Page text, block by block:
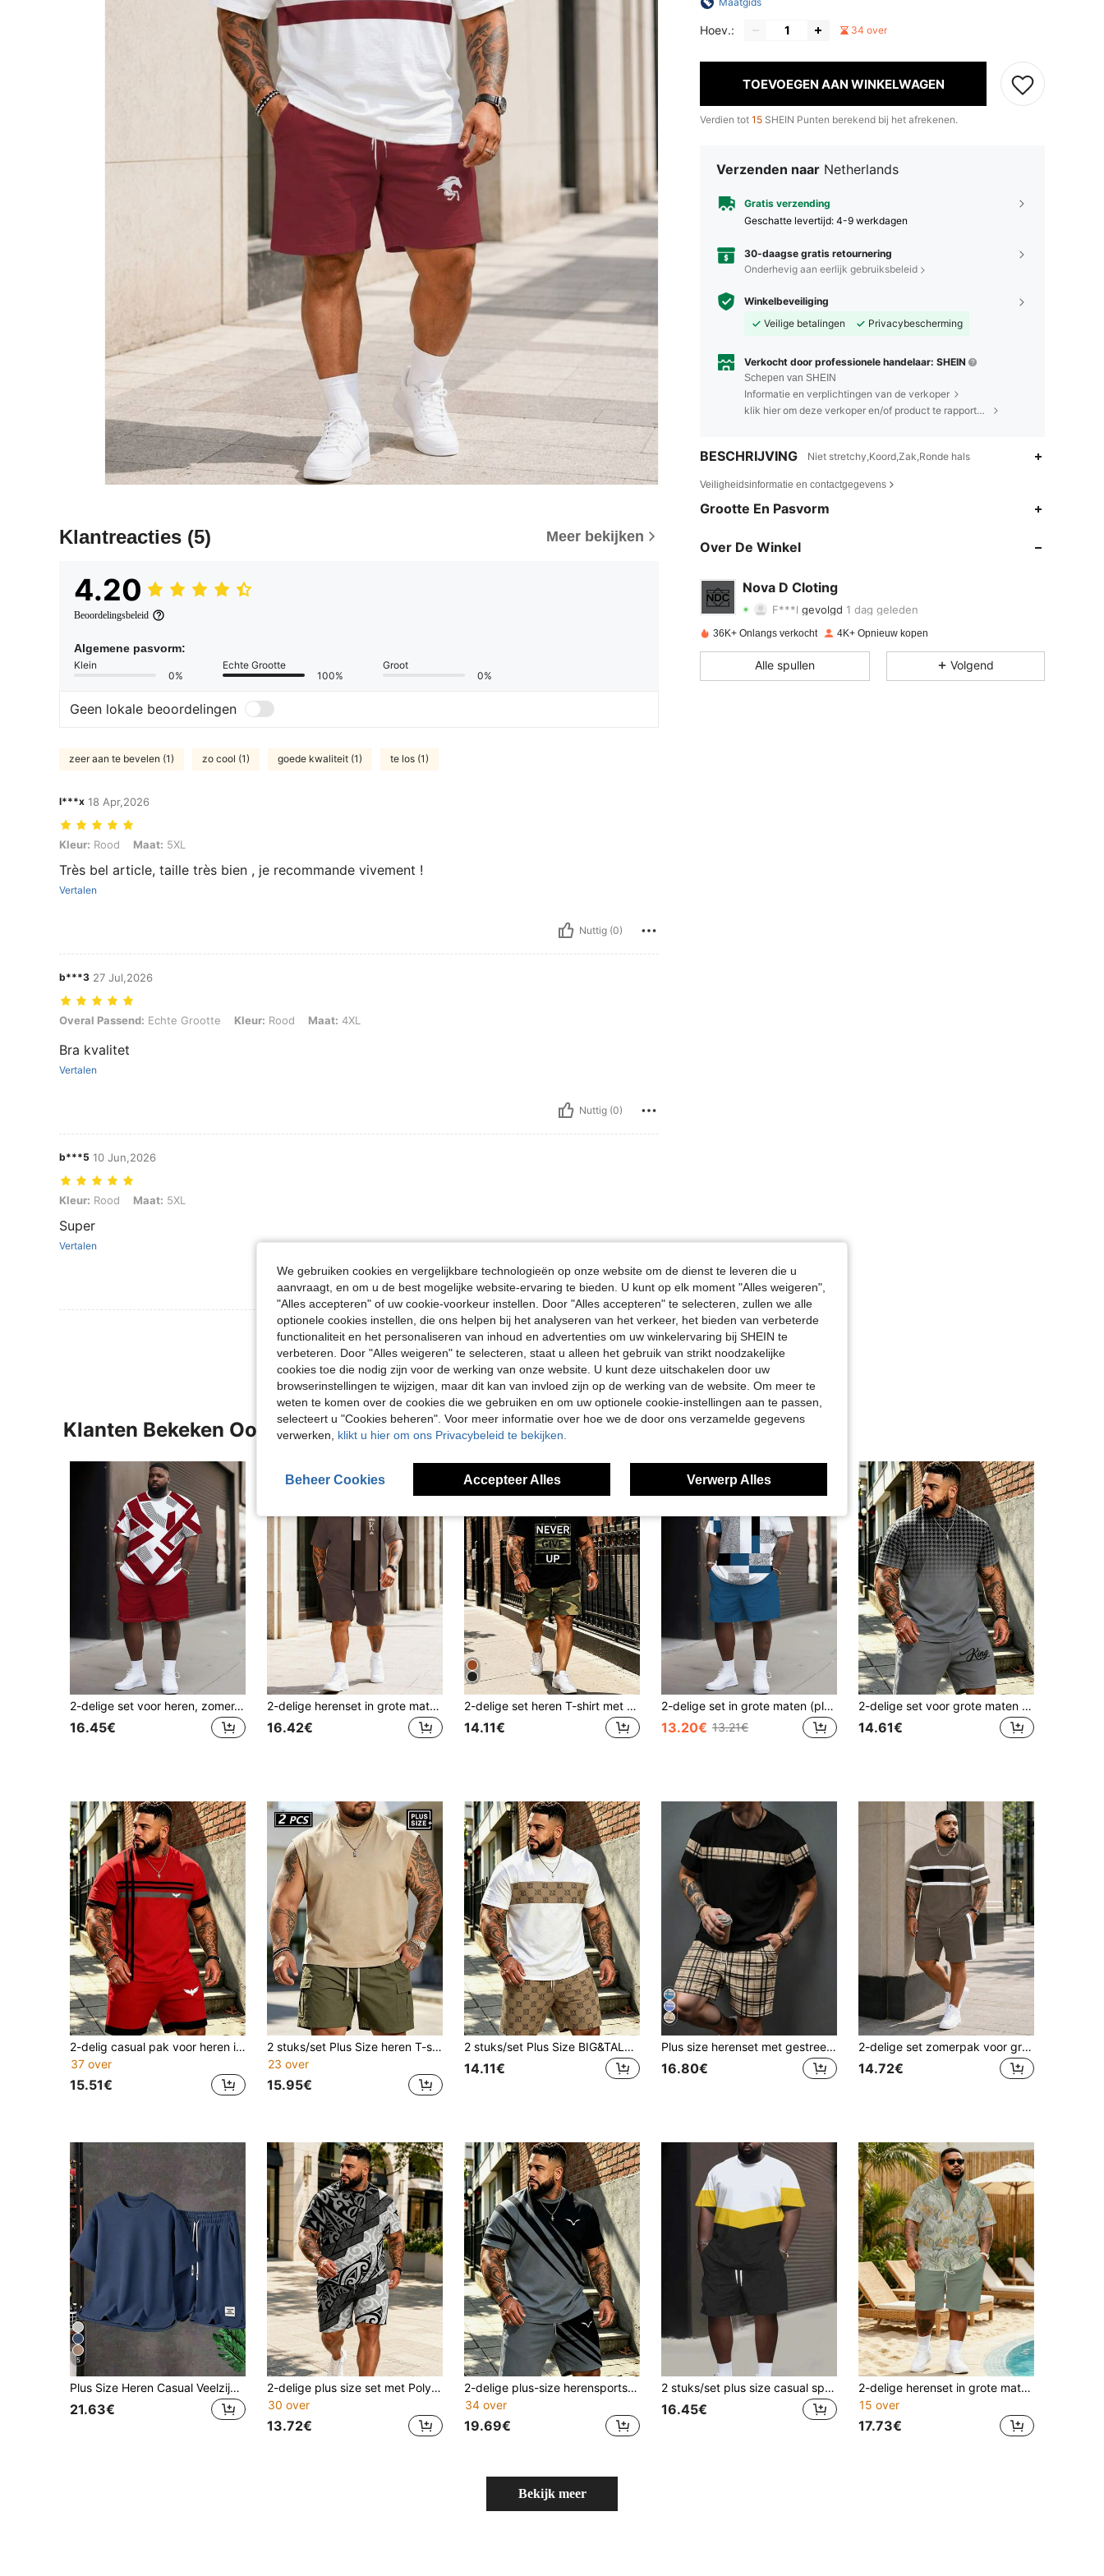
Klantreacties (5) Meer bekijken
4.20
Beoordelingsbeleid
Algemene pasvorm:
Klein
0%
Echte Grootte
100%
Groot
0%
Geen lokale beoordelingen
zeer aan te bevelen (1) zo cool (1) goede kwaliteit (1) te los (1)
l***x 18 Apr,2026
Kleur: Rood, Maat: 5XL
Kleur: Rood Maat: 5XL
Très bel article, taille très bien , je recommande vivement !
Vertalen
Nuttig (0)
b***3 27 Jul,2026
Overal Passend: Echte Grootte, Kleur: Rood, Maat: 4XL
Overal Passend: Echte Grootte Kleur: Rood Maat: 4XL
Bra kvalitet
Vertalen
Nuttig (0)
b***5 10 Jun,2026
Kleur: Rood, Maat: 5XL
Kleur: Rood Maat: 5XL
Super
Vertalen
Nuttig (0)
Meer Beoordelingen Bekijken
Hoev.: 34 over
TOEVOEGEN AAN WINKELWAGEN
Verdien tot 15 SHEIN Punten berekend bij het afrekenen.
Verzenden naar Netherlands
Gratis verzending
Geschatte levertijd: 4-9 werkdagen
30-daagse gratis retournering
Onderhevig aan eerlijk gebruiksbeleid
Winkelbeveiliging
Veilige betalingen
Privacybescherming
Verkocht door professionele handelaar: SHEIN
Schepen van SHEIN
Informatie en verplichtingen van de verkoper
klik hier om deze verkoper en/of product te rapporteren.
BESCHRIJVING Niet stretchy,Koord,Zak,Ronde hals
Veiligheidsinformatie en contactgegevens
Grootte En Pasvorm
Over De Winkel
Nova D Cloting
4.72
gevolgd
4.72 Beoordeling 175Artikelen 3.3K
4.72 175 3.3K
4.72 175 3.3K
36K+ Onlangs verkocht 4K+ Opnieuw kopen
Alle spullen Volgend
Klanten Bekeken Ook
2-delige set voor heren, zomer, grote maten, top en short met contrasterende rode en witte geometrische strepen en textuurprint, casual sportieve stijl
16.45€
2-delige herenset in grote maten met koffiegrijze kleurverloop, verticale strepen, kroon- en K-spadeprint, crewneck top met korte mouwen en bijpassende casual short met trekkoord van 5 inch, contrastrijke verticale strepen en luxe letterprint, losse pasvorm, ademend en huidvriendelijk, American vintage zomeroutfit voor woon-werkverkeer en sport
16.42€
2-delige set heren T-shirt met korte mouwen en korte broek in grote maten, effen zwart met camouflage, inspirerende letterprint "NEVER GIVE UP", Plus Size Drop Sports
14.11€
2-delige set in grote maten (plus size), blauw-wit-zwart-zilveren contrasterende geruite top + bijpassende shorts, casual streetwear-stijl.
13.20€ 13.21€
2-delige set voor grote maten heren: T-shirt met korte mouwen en pied-de-pouleprint + casual shorts met King-borduurwerk, zomerse sportkleding
14.61€
2-delig casual pak voor heren in grote maten, rood en zwart met contrasterende kleuren | Gestreept patchworkdesign + T-shirt met korte mouwen en adelaarsbadgeprint + bijpassende shorts, sportieve streetstyle.
37 over
15.51€
2 stuks/set Plus Size heren T-shirt met ronde hals, casual veelzijdig T-shirt met letterprint, zomerse outdoor sporttop, geschikt voor buitenactiviteiten en sportkleding, perfect cadeau voor vriend
23 over
15.95€
2 stuks/set Plus Size BIG&TALL Amerikaanse straatstijl set | Wit T-shirt met patchwork vintage bloemenprint + bijpassende sportshort met all-over bloemenprint
14.11€
Plus size herenset met gestreept T-shirt, ronde hals, korte mouwen en short, zomerse sport
16.80€
2-delige set zomerpak voor grote maten heren, kaki bruin + gestreept colorblock-print top en broek, bijpassende relaxte streetwear sportstijl
14.72€
5
Plus Size Heren Casual Veelzijdig Outdoor Sport Eenvoudig Effen Kleur Modieus T-shirt met Decoratieve Zoom en Ronde Hals, met Letterlabel en Shorts met Trekkoord en Elastische Taille, Zomer
21.63€
2-delige plus size set met Polynesische totemprint | Geometrische bliksempatchwork in Amerikaanse streetstyle en hardcore look | Sportieve outfit
30 over
13.72€
2-delige plus-size herensportset met contrasterende strepen, zomerse T-shirt met korte mouwen + shorts, losvallende, afslankende outfit
34 over
19.69€
2 stuks/set plus size casual sport T-shirt met korte mouwen + shorts, comfortabele dagelijkse outfit
16.45€
2-delige herenset in grote maten, vakantiestijl Hawaï, losse casual sportset
15 over
17.73€
Bekijk meer
We gebruiken cookies en vergelijkbare technologieën op onze website om de dienst te leveren die u
aanvraagt, en om u de best mogelijke website-ervaring te bieden. U kunt op elk moment "Alles weigeren",
"Alles accepteren" of uw cookie-voorkeur instellen. Door "Alles accepteren" te selecteren, zullen we alle
optionele cookies instellen, die ons helpen bij het analyseren van het verkeer, het bieden van verbeterde
functionaliteit en het personaliseren van inhoud en advertenties om uw winkelervaring bij SHEIN te
verbeteren. Door "Alles weigeren" te selecteren, staat u alleen het gebruik van strikt noodzakelijke
cookies toe die nodig zijn voor de werking van onze website. U kunt deze uitschakelen door uw
browserinstellingen te wijzigen, maar dit kan van invloed zijn op de werking van de website. Om meer te
weten te komen over de cookies die we gebruiken en om uw optionele cookie-instellingen aan te passen,
selecteert u "Cookies beheren". Voor meer informatie over hoe we de door ons verzamelde gegevens
verwerken, klikt u hier om ons Privacybeleid te bekijken.
Beheer Cookies Accepteer Alles Verwerp Alles